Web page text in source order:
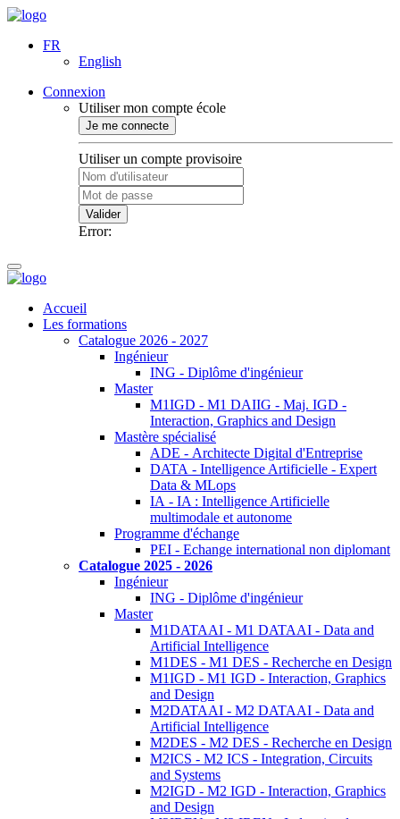
FR
English
Connexion
Utiliser mon compte école
Je me connecte
Utiliser un compte provisoire
Valider
Error:
Accueil
Les formations
Catalogue 2026 - 2027
Ingénieur
ING - Diplôme d'ingénieur
Master
M1IGD - M1 DAIIG - Maj. IGD -
Interaction, Graphics and Design
Mastère spécialisé
ADE - Architecte Digital d'Entreprise
DATA - Intelligence Artificielle - Expert
Data & MLops
IA - IA : Intelligence Artificielle
multimodale et autonome
Programme d'échange
PEI - Echange international non diplomant
Catalogue 2025 - 2026
Ingénieur
ING - Diplôme d'ingénieur
Master
M1DATAAI - M1 DATAAI - Data and
Artificial Intelligence
M1DES - M1 DES - Recherche en Design
M1IGD - M1 IGD - Interaction, Graphics
and Design
M2DATAAI - M2 DATAAI - Data and
Artificial Intelligence
M2DES - M2 DES - Recherche en Design
M2ICS - M2 ICS - Integration, Circuits
and Systems
M2IGD - M2 IGD - Interaction, Graphics
and Design